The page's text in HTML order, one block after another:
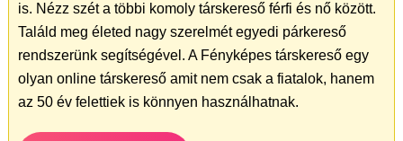
is. Nézz szét a többi komoly társkereső férfi és nő között.
Találd meg életed nagy szerelmét egyedi párkereső
rendszerünk segítségével. A Fényképes társkereső egy
olyan online társkereső amit nem csak a fiatalok, hanem
az 50 év felettiek is könnyen használhatnak.